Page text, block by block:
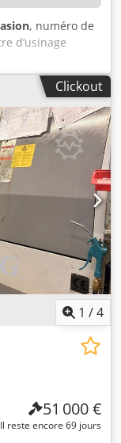
, numéro de
d’usinage
maximale :
Model B,
de filtration et
Vito
numéro de
sans outils.
Clickout
1 /4
51 000 €
Il reste encore 69 jours